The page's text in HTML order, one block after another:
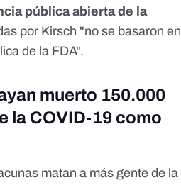
pública abierta de la
por Kirsch "no se basaron en
de la FDA".
muerto 150.000
la COVID-19 como
matan a más gente de la